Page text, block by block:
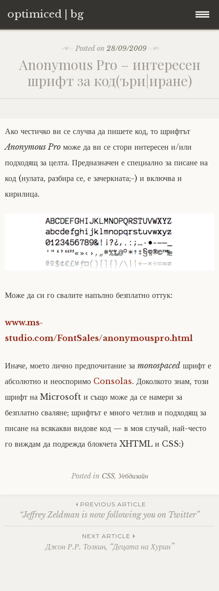
optimiced | bg
content
Хостинг
About
Posted on28/09/2009
Anonymous Pro – интересен
шрифт за код(ъри|иране)
Ако честичко ви се случва да пишете код, то шрифтът
Anonymous Pro може да ви се стори интересен и/или
подходящ за целта. Предназначен е специално за писане на
код (нулата, разбира се, е зачеркната;-) и включва и
кирилица.
Може да си го свалите напълно безплатно оттук:
www.ms-
studio.com/FontSales/anonymouspro.html
Иначе, моето лично предпочитание за monospaced шрифт е
абсолютно и неоспоримо Consolas. Доколкото знам, този
шрифт на Microsoft и също може да се намери за
безплатно сваляне; шрифтът е много четлив и подходящ за
писане на всякакви видове код — в моя случай, най-често
го виждам да подрежда блокчета XHTML и CSS:)
Posted in CSS, Уебдизайн
Post
navigation
PREVIOUS ARTICLE
“Jeffrey Zeldman is now following you on Twitter”
NEXT ARTICLE
Джон Р.Р. Толкин, “Децата на Хурин”